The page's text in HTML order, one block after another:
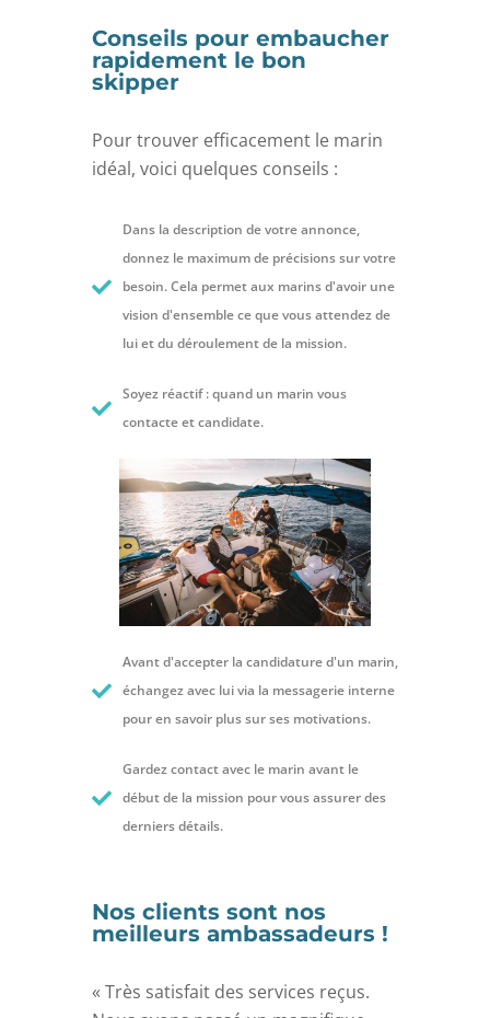
Conseils pour embaucher
rapidement le bon
skipper
Pour trouver efficacement le marin
idéal, voici quelques conseils :
Dans la description de votre annonce,
donnez le maximum de précisions sur votre
besoin. Cela permet aux marins d'avoir une
vision d'ensemble ce que vous attendez de
lui et du déroulement de la mission.
Soyez réactif : quand un marin vous
contacte et candidate.
Avant d'accepter la candidature d'un marin,
échangez avec lui via la messagerie interne
pour en savoir plus sur ses motivations.
Gardez contact avec le marin avant le
début de la mission pour vous assurer des
derniers détails.
Nos clients sont nos
meilleurs ambassadeurs !
« Très satisfait des services reçus.